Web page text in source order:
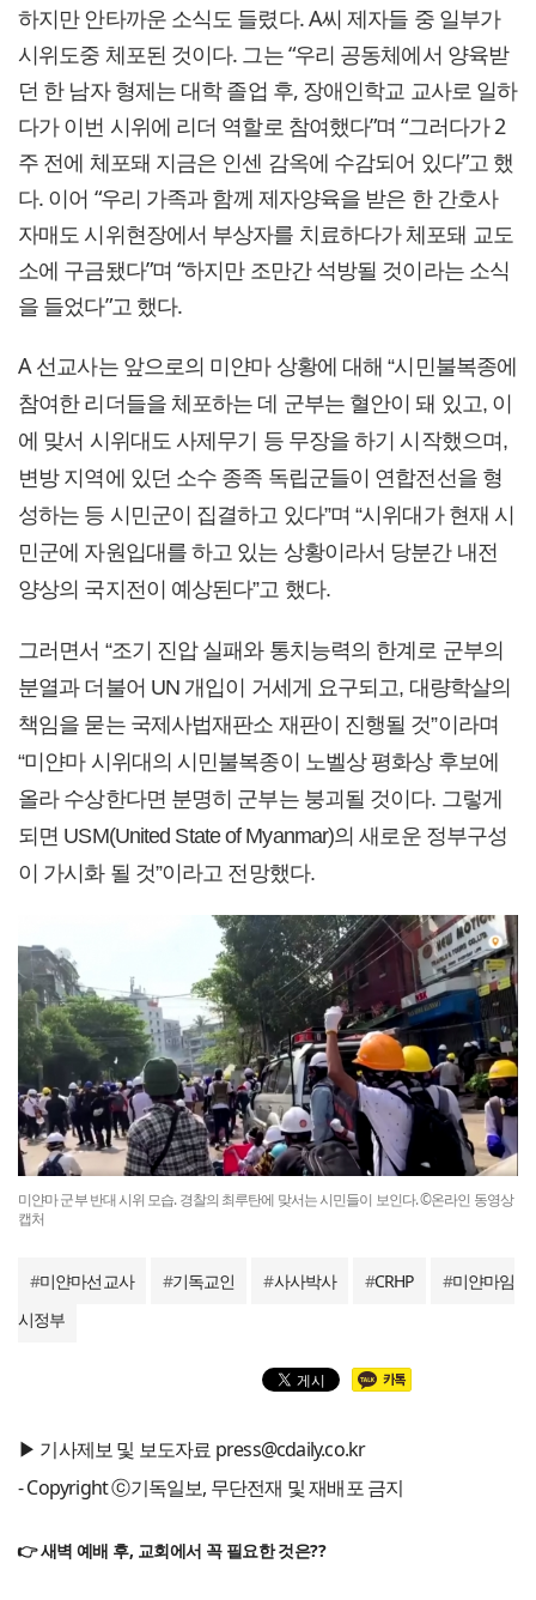
하지만 안타까운 소식도 들렸다. A씨 제자들 중 일부가
시위도중 체포된 것이다. 그는 “우리 공동체에서 양육받
던 한 남자 형제는 대학 졸업 후, 장애인학교 교사로 일하
다가 이번 시위에 리더 역할로 참여했다”며 “그러다가 2
주 전에 체포돼 지금은 인센 감옥에 수감되어 있다”고 했
다. 이어 “우리 가족과 함께 제자양육을 받은 한 간호사
자매도 시위현장에서 부상자를 치료하다가 체포돼 교도
소에 구금됐다”며 “하지만 조만간 석방될 것이라는 소식
을 들었다”고 했다.
A 선교사는 앞으로의 미얀마 상황에 대해 “시민불복종에
참여한 리더들을 체포하는 데 군부는 혈안이 돼 있고, 이
에 맞서 시위대도 사제무기 등 무장을 하기 시작했으며,
변방 지역에 있던 소수 종족 독립군들이 연합전선을 형
성하는 등 시민군이 집결하고 있다”며 “시위대가 현재 시
민군에 자원입대를 하고 있는 상황이라서 당분간 내전
양상의 국지전이 예상된다”고 했다.
그러면서 “조기 진압 실패와 통치능력의 한계로 군부의
분열과 더불어 UN 개입이 거세게 요구되고, 대량학살의
책임을 묻는 국제사법재판소 재판이 진행될 것”이라며
“미얀마 시위대의 시민불복종이 노벨상 평화상 후보에
올라 수상한다면 분명히 군부는 붕괴될 것이다. 그렇게
되면 USM(United State of Myanmar)의 새로운 정부구성
이 가시화 될 것”이라고 전망했다.
미얀마 군부 반대 시위 모습. 경찰의 최루탄에 맞서는 시민들이 보인다. ©온라인 동영상
캡처
#미얀마선교사 #기독교인 #사사박사 #CRHP #미얀마임
시정부
▶ 기사제보 및 보도자료 press@cdaily.co.kr
- Copyright ⓒ기독일보, 무단전재 및 재배포 금지
👉 새벽 예배 후, 교회에서 꼭 필요한 것은??